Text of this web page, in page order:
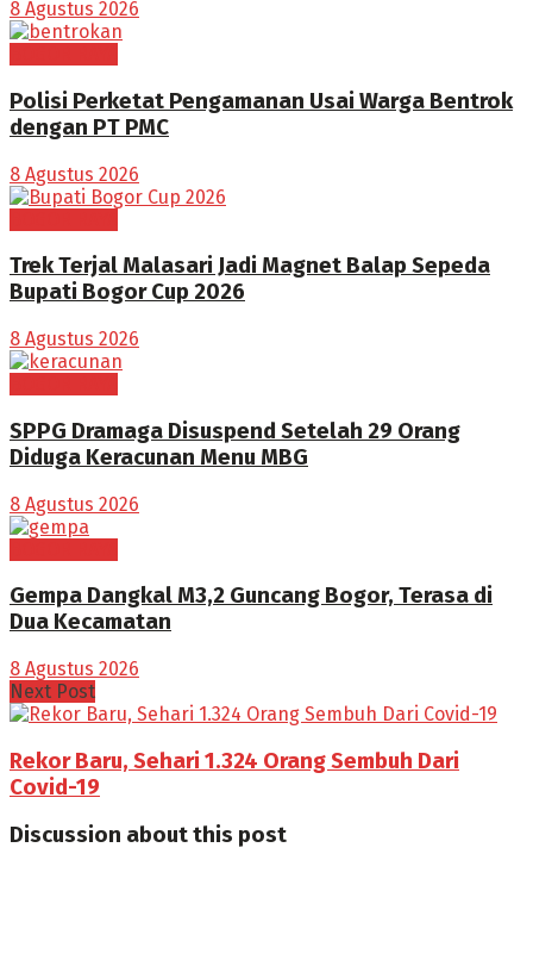
8 Agustus 2026
Polisi Perketat Pengamanan Usai Warga Bentrok
dengan PT PMC
8 Agustus 2026
Trek Terjal Malasari Jadi Magnet Balap Sepeda
Bupati Bogor Cup 2026
8 Agustus 2026
SPPG Dramaga Disuspend Setelah 29 Orang
Diduga Keracunan Menu MBG
8 Agustus 2026
Gempa Dangkal M3,2 Guncang Bogor, Terasa di
Dua Kecamatan
8 Agustus 2026
Next Post
Rekor Baru, Sehari 1.324 Orang Sembuh Dari
Covid-19
Discussion about this post